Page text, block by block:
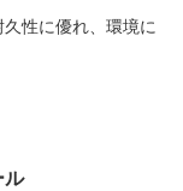
性に優れ、環境に
ル